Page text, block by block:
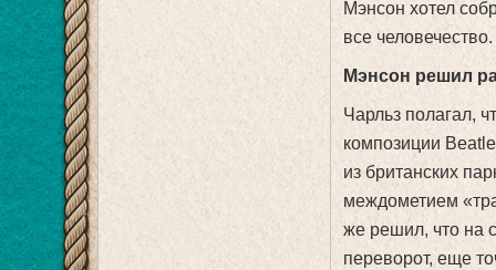
Мэнсон хотел
все человечество.
Мэнсон решил
Чарльз полагал,
композиции
из британских
междометием
же решил, что на
переворот, еще